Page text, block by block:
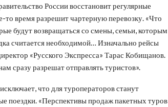
России восстановит регулярные
то время разрешит чартерную перевозку. «Что
будут возвращаться со смены, семьи, которым
считается необходимой… Изначально рейсы
«Русского Экспресса» Тарас Кобищанов.
сразу разрешат отправлять туристов».
что для туроператоров станут
поездки. «Перспективы продаж пакетных туров